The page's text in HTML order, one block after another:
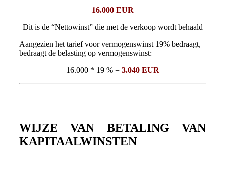
16.000 EUR
Dit is de “Nettowinst” die met de verkoop wordt behaald
Aangezien het tarief voor vermogenswinst 19% bedraagt,
bedraagt de belasting op vermogenswinst:
16.000 * 19 % = 3.040 EUR
WIJZE VAN BETALING VAN
KAPITAALWINSTEN